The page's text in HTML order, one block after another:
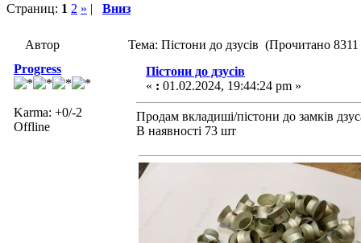
Страниц: 1 2 » | Вниз
Автор
Тема: Пістони до дзусів (Прочитано 8311
Progress
Karma: +0/-2
Offline
Пістони до дзусів
« : 01.02.2024, 19:44:24 pm »
Продам вкладиші/пістони до замків
В наявності 73 шт